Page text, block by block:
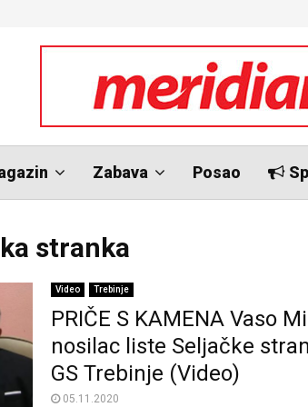
Zabava Posao
stranka
Video Trebinje
PRIČE S KAMENA Vaso
nosilac liste Seljačke
GS Trebinje (Video)
05.11.2020